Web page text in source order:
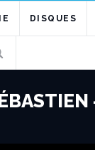
DISQUES